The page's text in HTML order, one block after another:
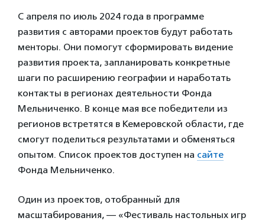
С апреля по июль 2024 года в программе
развития с авторами проектов будут работать
менторы. Они помогут сформировать видение
развития проекта, запланировать конкретные
шаги по расширению географии и наработать
контакты в регионах деятельности Фонда
Мельниченко. В конце мая все победители из
регионов встретятся в Кемеровской области, где
смогут поделиться результатами и обменяться
опытом. Список проектов доступен на сайте
Фонда Мельниченко.
Один из проектов, отобранный для
масштабирования, — «Фестиваль настольных игр